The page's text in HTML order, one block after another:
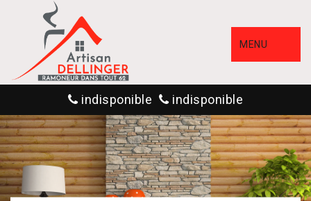
MENU
indisponible indisponible